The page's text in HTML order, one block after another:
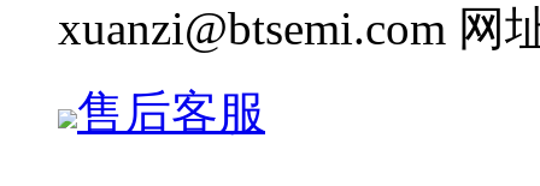
xuanzi@btsemi.com 网
售后客服